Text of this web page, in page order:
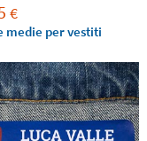
€
medie per vestiti